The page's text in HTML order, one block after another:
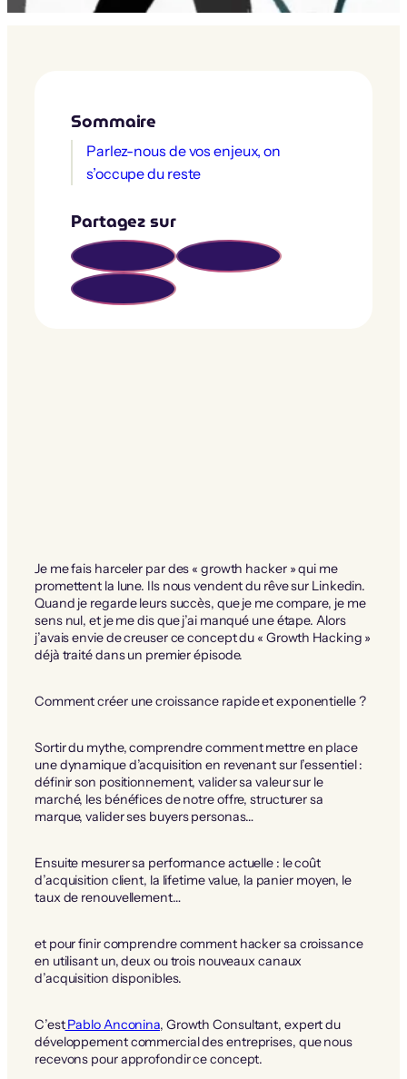
Je me fais harceler par des « growth hacker » qui me
promettent la lune. Ils nous vendent du rêve sur Linkedin.
Quand je regarde leurs succès, que je me compare, je me
sens nul, et je me dis que j’ai manqué une étape. Alors
j’avais envie de creuser ce concept du « Growth Hacking »
déjà traité dans un premier épisode.
Comment créer une croissance rapide et exponentielle ?
Sortir du mythe, comprendre comment mettre en place
une dynamique d’acquisition en revenant sur l’essentiel :
définir son positionnement, valider sa valeur sur le
marché, les bénéfices de notre offre, structurer sa
marque, valider ses buyers personas…
Ensuite mesurer sa performance actuelle : le coût
d’acquisition client, la lifetime value, la panier moyen, le
taux de renouvellement…
et pour finir comprendre comment hacker sa croissance
en utilisant un, deux ou trois nouveaux canaux
d’acquisition disponibles.
C’estPablo Anconina, Growth Consultant, expert du
développement commercial des entreprises, que nous
recevons pour approfondir ce concept.
Sommaire
Parlez-nous de vos enjeux, on
s’occupe du reste
Partagez sur